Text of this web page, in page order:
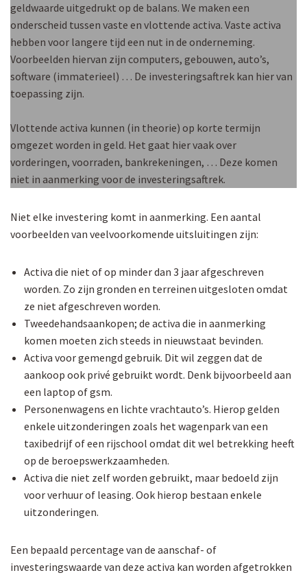
geldwaarde uitgedrukt op de balans. We maken een
onderscheid tussen vaste en vlottende activa. Vaste activa
hebben voor langere tijd een nut in de onderneming.
Voorbeelden hiervan zijn computers, gebouwen, auto’s,
software (immaterieel) … De investeringsaftrek kan hier van
toepassing zijn.
Vlottende activa kunnen (in theorie) op korte termijn
omgezet worden in geld. Het gaat hier vaak over
vorderingen, voorraden, bankrekeningen, … Deze komen
niet in aanmerking voor de investeringsaftrek.
Niet elke investering komt in aanmerking. Een aantal
voorbeelden van veelvoorkomende uitsluitingen zijn:
Activa die niet of op minder dan 3 jaar afgeschreven
worden. Zo zijn gronden en terreinen uitgesloten omdat
ze niet afgeschreven worden.
Tweedehandsaankopen; de activa die in aanmerking
komen moeten zich steeds in nieuwstaat bevinden.
Activa voor gemengd gebruik. Dit wil zeggen dat de
aankoop ook privé gebruikt wordt. Denk bijvoorbeeld aan
een laptop of gsm.
Personenwagens en lichte vrachtauto’s. Hierop gelden
enkele uitzonderingen zoals het wagenpark van een
taxibedrijf of een rijschool omdat dit wel betrekking heeft
op de beroepswerkzaamheden.
Activa die niet zelf worden gebruikt, maar bedoeld zijn
voor verhuur of leasing. Ook hierop bestaan enkele
uitzonderingen.
Een bepaald percentage van de aanschaf- of
investeringswaarde van deze activa kan worden afgetrokken